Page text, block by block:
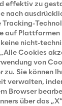
Richtlinie
(Bewerber)
(Kunden)
effektiv zu
nach
Tracking-
auf Plattformen
nicht-
Cookies
von
zu. Sie können
verwalten,
Browser
über das